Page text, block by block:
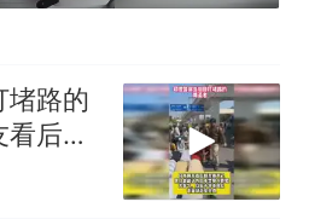
堵路的
后却